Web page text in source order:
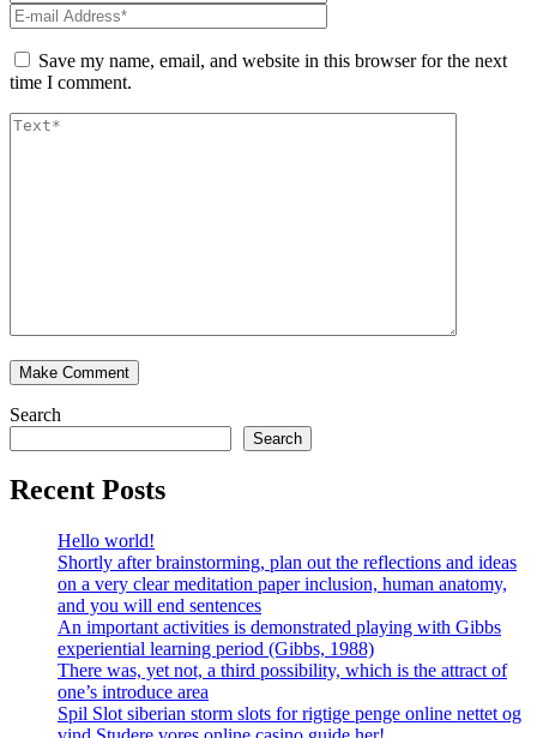
Save my name, email, and website in this browser for the next
time I comment.
Search
Search
Recent Posts
Hello world!
Shortly after brainstorming, plan out the reflections and ideas
on a very clear meditation paper inclusion, human anatomy,
and you will end sentences
An important activities is demonstrated playing with Gibbs
experiential learning period (Gibbs, 1988)
There was, yet not, a third possibility, which is the attract of
one’s introduce area
Spil Slot siberian storm slots for rigtige penge online nettet og